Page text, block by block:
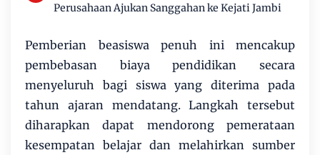
Perusahaan Ajukan Sanggahan ke Kejati Jambi
Pemberian beasiswa penuh ini mencakup
pembebasan biaya pendidikan secara
menyeluruh bagi siswa yang diterima pada
tahun ajaran mendatang. Langkah tersebut
diharapkan dapat mendorong pemerataan
kesempatan belajar dan melahirkan sumber